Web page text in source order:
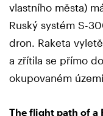
vlastního města)
Ruský systém S-
dron. Raketa
a zřítila se přímo
okupovaném
The flight path of a